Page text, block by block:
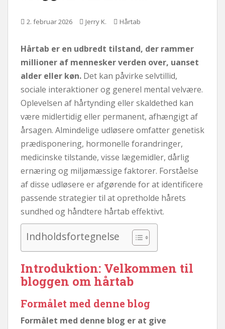
2. februar 2026 Jerry K. Hårtab
Hårtab er en udbredt tilstand, der rammer
millioner af mennesker verden over, uanset
alder eller køn. Det kan påvirke selvtillid,
sociale interaktioner og generel mental velvære.
Oplevelsen af ​​hårtynding eller skaldethed kan
være midlertidig eller permanent, afhængigt af
årsagen. Almindelige udløsere omfatter genetisk
prædisponering, hormonelle forandringer,
medicinske tilstande, visse lægemidler, dårlig
ernæring og miljømæssige faktorer. Forståelse
af disse udløsere er afgørende for at identificere
passende strategier til at opretholde hårets
sundhed og håndtere hårtab effektivt.
Indholdsfortegnelse
Introduktion: Velkommen til
bloggen om hårtab
Formålet med denne blog
Formålet med denne blog er at give